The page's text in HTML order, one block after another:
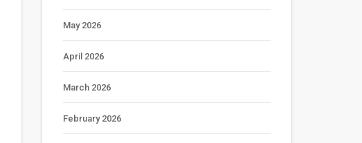
May 2026
April 2026
March 2026
February 2026